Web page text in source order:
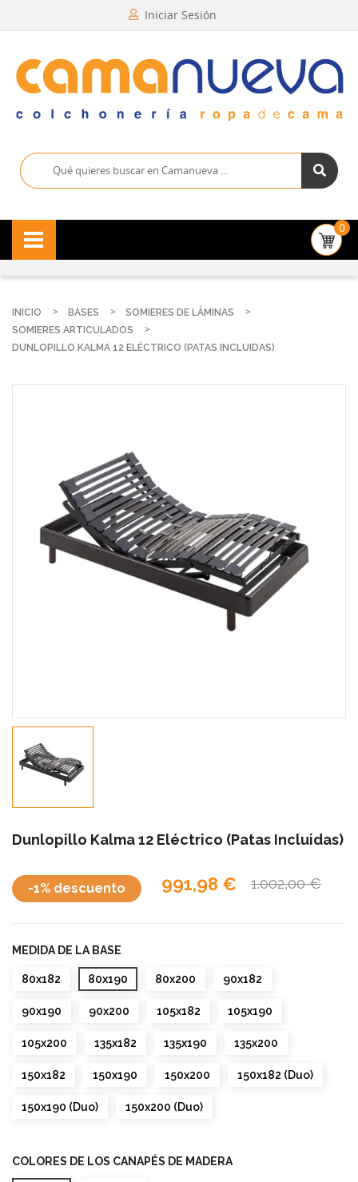
Iniciar Sesión
0
INICIO BASES
SOMIERES DE LÁMINAS
SOMIERES ARTICULADOS
DUNLOPILLO KALMA 12 ELÉCTRICO (PATAS INCLUIDAS)
Dunlopillo Kalma 12 Eléctrico (Patas Incluidas)
991,98 € 1.002,00 €
-1% descuento
MEDIDA DE LA BASE
80x182 80x190 80x200 90x182
90x190 90x200 105x182 105x190
105x200 135x182 135x190 135x200
150x182 150x190 150x200 150x182 (Duo)
150x190 (Duo) 150x200 (Duo)
COLORES DE LOS CANAPÉS DE MADERA